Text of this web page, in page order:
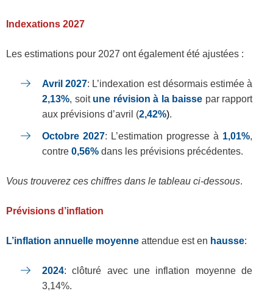
Indexations 2027
Les estimations pour 2027 ont également été ajustées :
Avril 2027: L’indexation est désormais estimée à
2,13%, soit une révision à la baisse par rapport
aux prévisions d’avril (2,42%).
Octobre 2027: L’estimation progresse à 1,01%,
contre 0,56% dans les prévisions précédentes.
Vous trouverez ces chiffres dans le tableau ci-dessous.
Prévisions d’inflation
L’inflation annuelle moyenne attendue est en hausse:
2024: clôturé avec une inflation moyenne de
3,14%.